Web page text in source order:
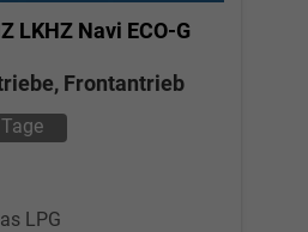
LKHZ Navi ECO-G
Frontantrieb
LPG